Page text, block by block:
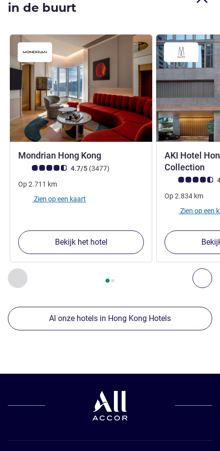
in de buurt
Vorige - Onze andere etablissementen in de buurt
Pagina , Onze andere etablissementen in de buurt 1
Mondrian Hong Kong
Avis-klantbeoordeling (ALL beoordeling)
4.7/5 (3477beoordelingen
)
Op2.711 km
Zien op een kaart
Bekijk het hotel
AKI Hotel
Collection
Avis-
Op2.834 km
Zien op een
Al onze hotels in Hong Kong Hotels